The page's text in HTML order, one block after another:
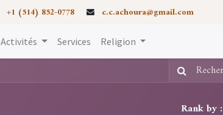
+1 (514) 852-0778 c.c.achoura@gmail.com
Activités Services Religion
Rank by :